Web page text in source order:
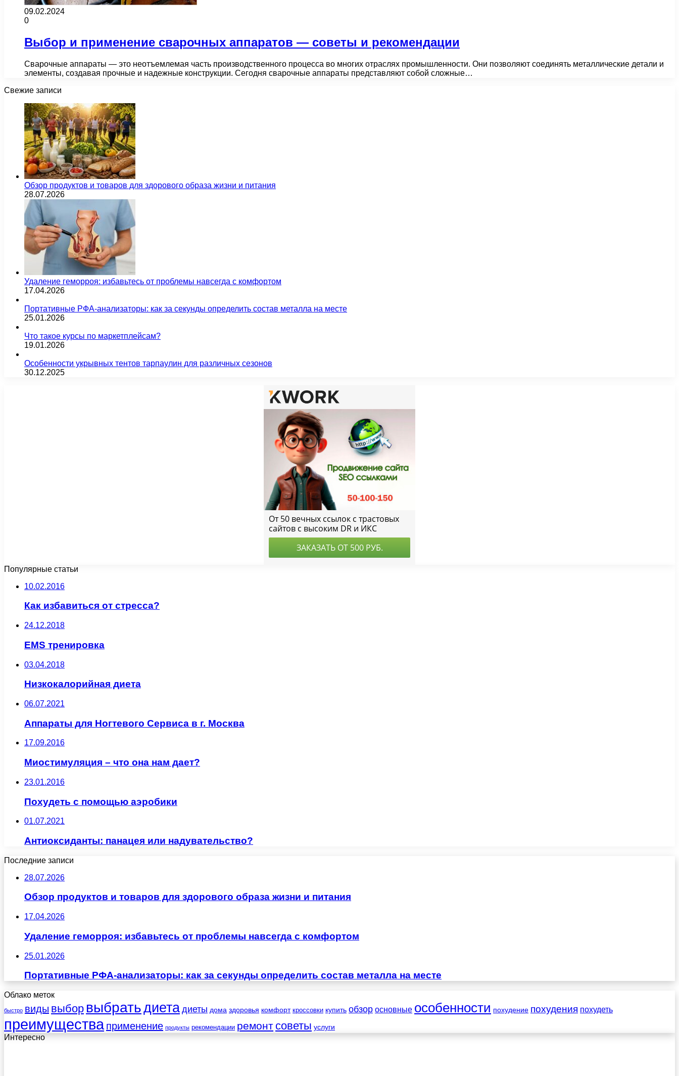
09.02.2024
0
Выбор и применение сварочных аппаратов — советы и рекомендации
Сварочные аппараты — это неотъемлемая часть производственного процесса во многих отраслях промышленности. Они позволяют соединять металлические детали и
элементы, создавая прочные и надежные конструкции. Сегодня сварочные аппараты представляют собой сложные…
Свежие записи
Обзор продуктов и товаров для здорового образа жизни и питания
28.07.2026
Удаление геморроя: избавьтесь от проблемы навсегда с комфортом
17.04.2026
Портативные РФА-анализаторы: как за секунды определить состав металла на месте
25.01.2026
Что такое курсы по маркетплейсам?
19.01.2026
Особенности укрывных тентов тарпаулин для различных сезонов
30.12.2025
Популярные статьи
10.02.2016
Как избавиться от стресса?
24.12.2018
EMS тренировка
03.04.2018
Низкокалорийная диета
06.07.2021
Аппараты для Ногтевого Сервиса в г. Москва
17.09.2016
Миостимуляция – что она нам дает?
23.01.2016
Похудеть с помощью аэробики
01.07.2021
Антиоксиданты: панацея или надувательство?
Последние записи
28.07.2026
Обзор продуктов и товаров для здорового образа жизни и питания
17.04.2026
Удаление геморроя: избавьтесь от проблемы навсегда с комфортом
25.01.2026
Портативные РФА-анализаторы: как за секунды определить состав металла на месте
Облако меток
быстро виды выбор выбратьдиета диеты дома здоровья комфорт кроссовки купить обзор основные особенности похудение похудения похудеть
преимущества применение продукты рекомендации ремонт советы услуги
Интересно